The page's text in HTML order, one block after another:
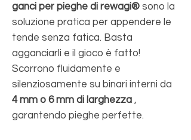
ganci per pieghe di rewagi® sono la
soluzione pratica per appendere le
tende senza fatica. Basta
agganciarli e il gioco è fatto!
Scorrono fluidamente e
silenziosamente su binari interni da
4 mm o 6 mm di larghezza ,
garantendo pieghe perfette.